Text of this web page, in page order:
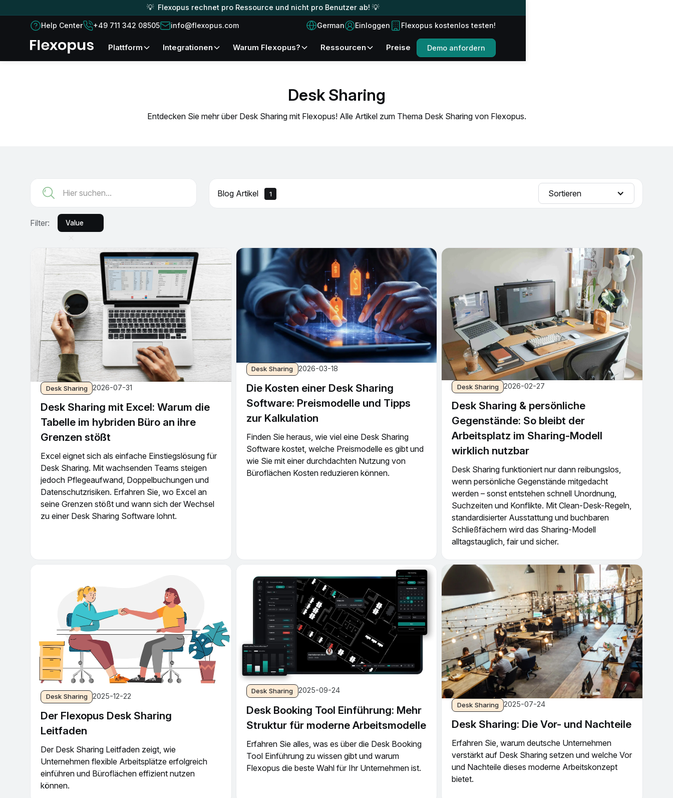
💡 Flexopus rechnet pro Ressource und nicht pro Benutzer ab! 💡
Help Center +49 711 342 08505 info@flexopus.com German Einloggen Flexopus kostenlos testen!
Plattform Integrationen Warum Flexopus? Ressourcen Preise Demo anfordern
Desk Sharing
Entdecken Sie mehr über Desk Sharing mit Flexopus! Alle Artikel zum Thema Desk Sharing von Flexopus.
Blog Artikel 1 Sortieren
Filter: Value
Desk Sharing 2026-07-31
Desk Sharing mit Excel: Warum die
Tabelle im hybriden Büro an ihre
Grenzen stößt
Excel eignet sich als einfache Einstiegslösung für
Desk Sharing. Mit wachsenden Teams steigen
jedoch Pflegeaufwand, Doppelbuchungen und
Datenschutzrisiken. Erfahren Sie, wo Excel an
seine Grenzen stößt und wann sich der Wechsel
zu einer Desk Sharing Software lohnt.
Desk Sharing 2026-03-18
Die Kosten einer Desk Sharing
Software: Preismodelle und Tipps
zur Kalkulation
Finden Sie heraus, wie viel eine Desk Sharing
Software kostet, welche Preismodelle es gibt und
wie Sie mit einer durchdachten Nutzung von
Büroflächen Kosten reduzieren können.
Desk Sharing 2026-02-27
Desk Sharing & persönliche
Gegenstände: So bleibt der
Arbeitsplatz im Sharing-Modell
wirklich nutzbar
Desk Sharing funktioniert nur dann reibungslos,
wenn persönliche Gegenstände mitgedacht
werden – sonst entstehen schnell Unordnung,
Suchzeiten und Konflikte. Mit Clean-Desk-Regeln,
standardisierter Ausstattung und buchbaren
Schließfächern wird das Sharing-Modell
alltagstauglich, fair und sicher.
Desk Sharing 2025-12-22
Der Flexopus Desk Sharing
Leitfaden
Der Desk Sharing Leitfaden zeigt, wie
Unternehmen flexible Arbeitsplätze erfolgreich
einführen und Büroflächen effizient nutzen
können.
Desk Sharing 2025-09-24
Desk Booking Tool Einführung: Mehr
Struktur für moderne Arbeitsmodelle
Erfahren Sie alles, was es über die Desk Booking
Tool Einführung zu wissen gibt und warum
Flexopus die beste Wahl für Ihr Unternehmen ist.
Desk Sharing 2025-07-24
Desk Sharing: Die Vor- und Nachteile
Erfahren Sie, warum deutsche Unternehmen
verstärkt auf Desk Sharing setzen und welche Vor
und Nachteile dieses moderne Arbeitskonzept
bietet.